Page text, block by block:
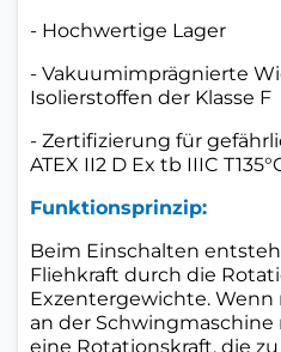
- Hochwertige Lager
- Vakuumimprägnierte
Isolierstoffen der Klasse F
- Zertifizierung für
ATEX II2 D Ex tb IIIC
Funktionsprinzip:
Beim Einschalten
Fliehkraft durch die
Exzentergewichte. Wenn
an der
eine Rotationskraft, die